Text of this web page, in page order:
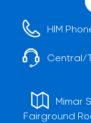
HIM
Central/
Mimar
Fairground